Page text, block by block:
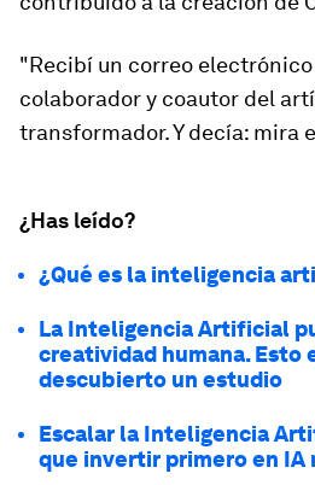
"Recibí un correo electrónico
colaborador y coautor del
transformador. Y decía: mira
¿Has leído?
¿Qué es la inteligencia
La Inteligencia Artificial
creatividad humana. Esto
descubierto un estudio
Escalar la Inteligencia
que invertir primero en IA